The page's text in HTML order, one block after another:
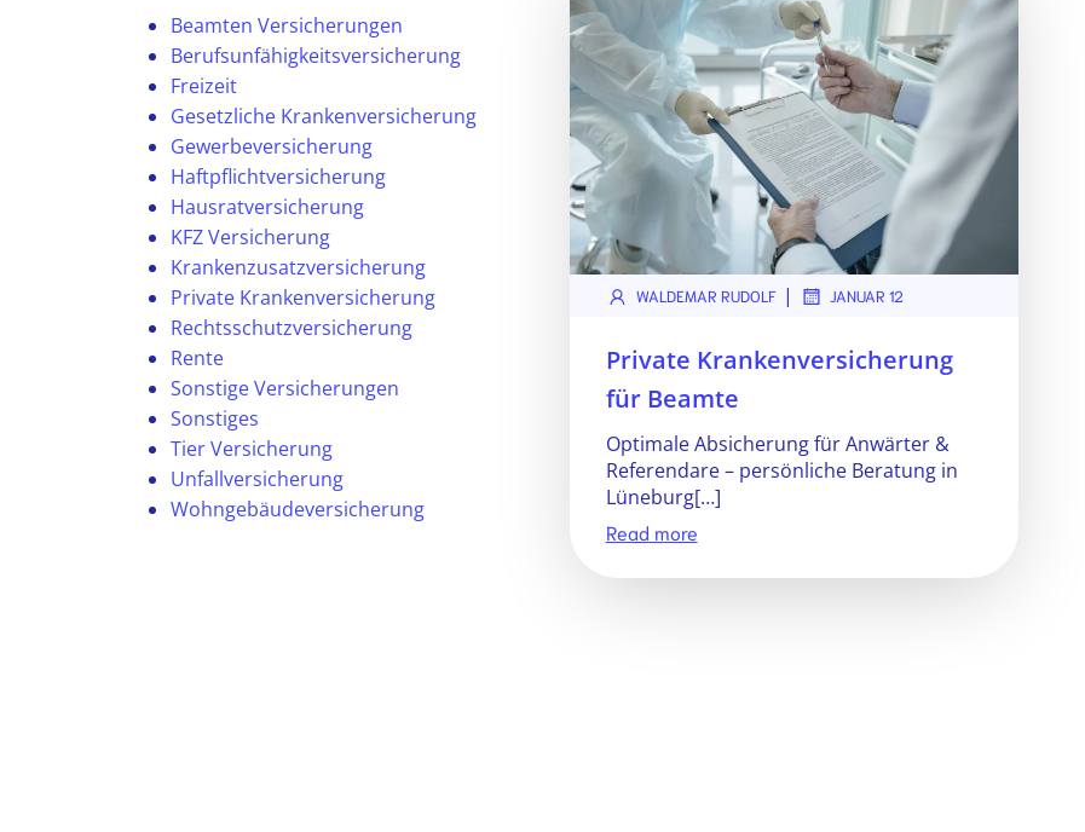
Beamten Versicherungen
Berufsunfähigkeitsversicherung
Freizeit
Gesetzliche Krankenversicherung
Gewerbeversicherung
Haftpflichtversicherung
Hausratversicherung
KFZ Versicherung
Krankenzusatzversicherung
Private Krankenversicherung
Rechtsschutzversicherung
Rente
Sonstige Versicherungen
Sonstiges
Tier Versicherung
Unfallversicherung
Wohngebäudeversicherung
WALDEMAR RUDOLF | JANUAR 12
Private Krankenversicherung
für Beamte
Optimale Absicherung für Anwärter &
Referendare – persönliche Beratung in
Lüneburg[…]
Read more